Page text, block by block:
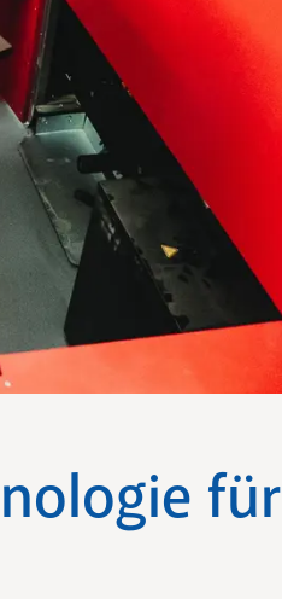
für